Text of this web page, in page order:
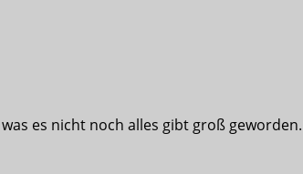
es nicht noch alles gibt groß